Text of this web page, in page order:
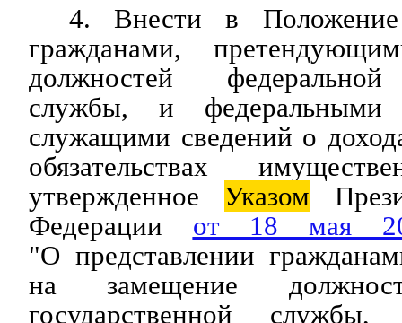
4. Внести в Положение
гражданами,
должностей федеральной
службы, и федеральными
служащими сведений о
обязательствах
утвержденное Указом
Федерации от 18 мая
"О представлении
на замещение
государственной